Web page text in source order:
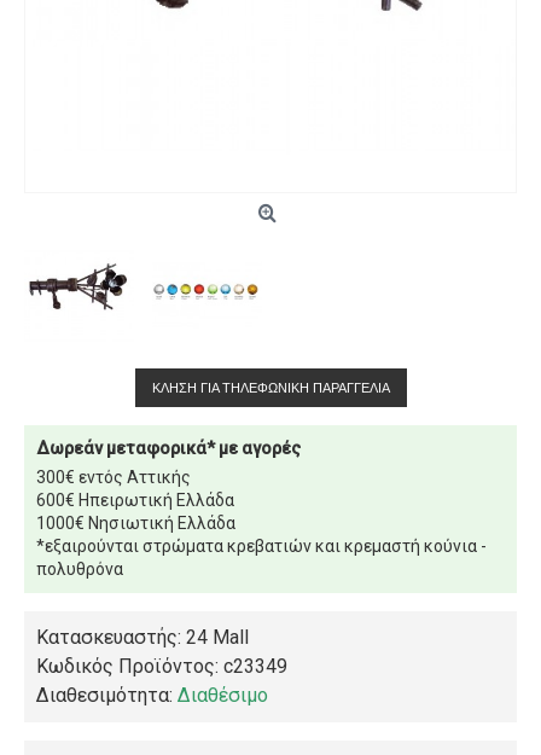
ΚΛΉΣΗ ΓΙΑ ΤΗΛΕΦΩΝΙΚΉ ΠΑΡΑΓΓΕΛΊΑ
Δωρεάν μεταφορικά* με αγορές
300€ εντός Αττικής
600€ Ηπειρωτική Ελλάδα
1000€ Νησιωτική Ελλάδα
*εξαιρούνται στρώματα κρεβατιών και κρεμαστή κούνια -
πολυθρόνα
Κατασκευαστής: 24 Mall
Κωδικός Προϊόντος: c23349
Διαθεσιμότητα: Διαθέσιμο